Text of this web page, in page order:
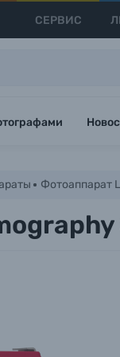
СЕРВИС
Фотоаппарат